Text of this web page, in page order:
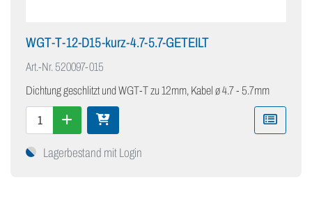
WGT-T-12-D15-kurz-4.7-5.7-GETEILT
Art.-Nr. 520097-015
Dichtung geschlitzt und WGT-T zu 12mm, Kabel ø 4.7 - 5.7mm
Lagerbestand mit Login